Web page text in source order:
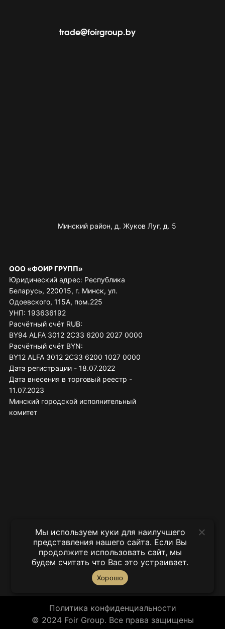
trade@foirgroup.by
Минский район, д. Жуков Луг, д. 5
ООО «ФОИР ГРУПП»
Юридический адрес: Республика
Беларусь, 220015, г. Минск, ул.
Одоевского, 115А, пом.225
УНП: 193636192
Расчётный счёт RUB:
BY94 ALFA 3012 2C33 6200 2027 0000
Расчётный счёт BYN:
BY12 ALFA 3012 2C33 6200 1027 0000
Дата регистрации - 18.07.2022
Дата внесения в торговый реестр -
11.07.2023
Минский городской исполнительный
комитет
© 2024 Foir Group. Все права защищены
Политика конфиденциальности
Мы используем куки для наилучшего
представления нашего сайта. Если Вы
продолжите использовать сайт, мы
будем считать что Вас это устраивает.
Хорошо